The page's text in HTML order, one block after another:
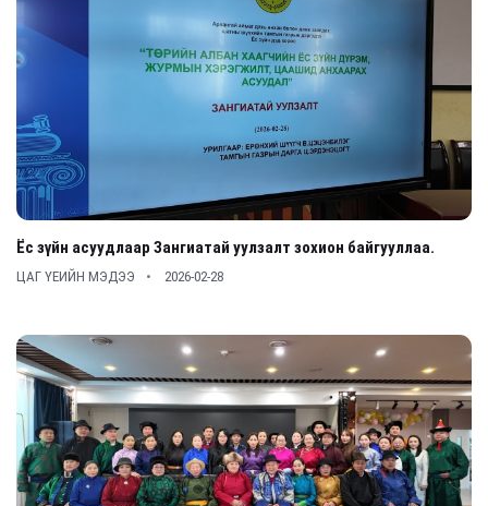
Ёс зүйн асуудлаар Зангиатай уулзалт зохион байгууллаа.
ЦАГ ҮЕИЙН МЭДЭЭ 2026-02-28